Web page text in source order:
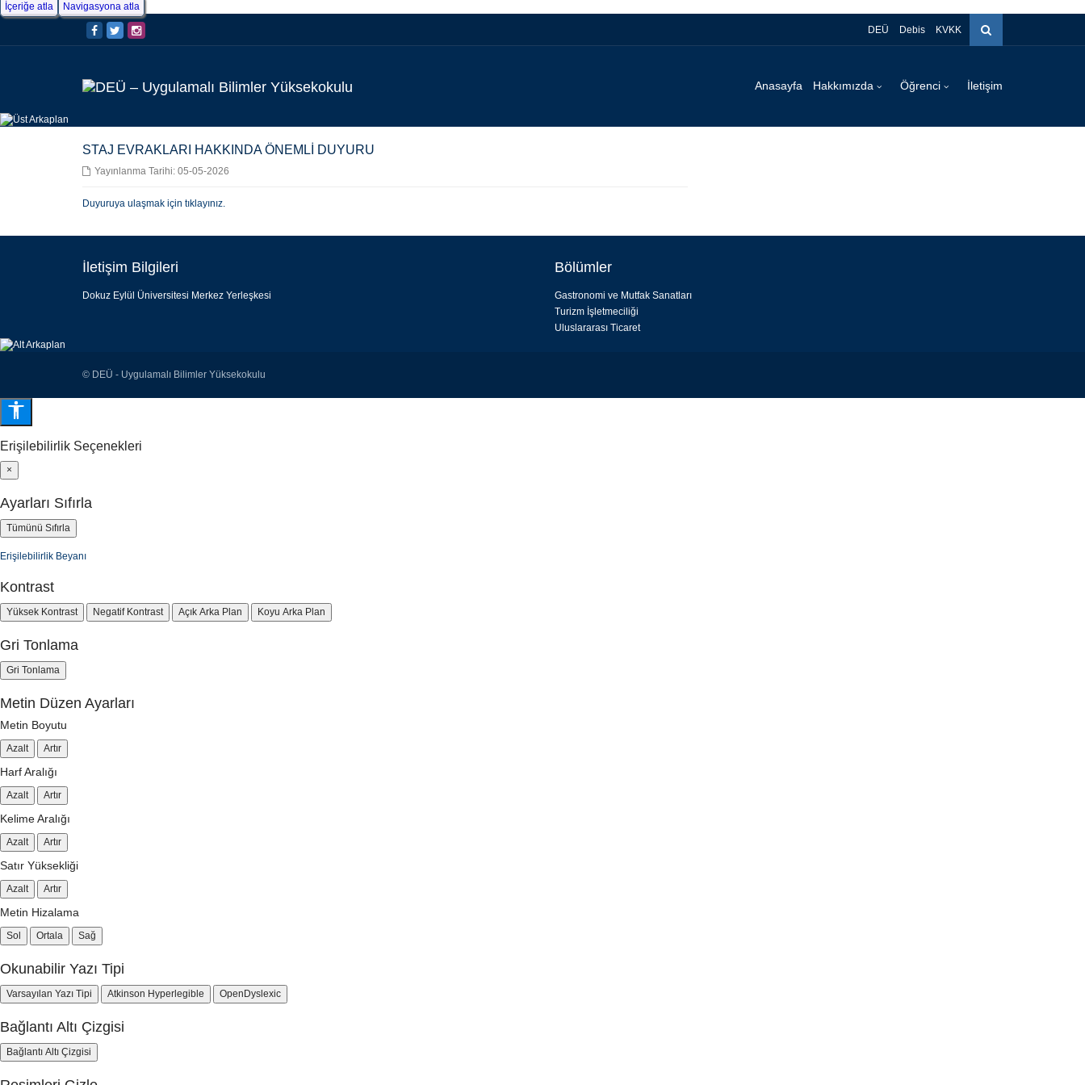
İçeriğe atla Navigasyona atla
DEÜ Debis KVKK
Anasayfa Hakkımızda Öğrenci İletişim
STAJ EVRAKLARI HAKKINDA ÖNEMLİ DUYURU
Yayınlanma Tarihi: 05-05-2026
Duyuruya ulaşmak için tıklayınız.
İletişim Bilgileri
Dokuz Eylül Üniversitesi Merkez Yerleşkesi
Bölümler
Gastronomi ve Mutfak Sanatları
Turizm İşletmeciliği
Uluslararası Ticaret
© DEÜ - Uygulamalı Bilimler Yüksekokulu
Erişilebilirlik Seçenekleri
×
Ayarları Sıfırla
Tümünü Sıfırla
Erişilebilirlik Beyanı
Kontrast
Yüksek Kontrast Negatif Kontrast Açık Arka Plan Koyu Arka Plan
Gri Tonlama
Gri Tonlama
Metin Düzen Ayarları
Metin Boyutu
Azalt Artır
Harf Aralığı
Azalt Artır
Kelime Aralığı
Azalt Artır
Satır Yüksekliği
Azalt Artır
Metin Hizalama
Sol Ortala Sağ
Okunabilir Yazı Tipi
Varsayılan Yazı Tipi Atkinson Hyperlegible OpenDyslexic
Bağlantı Altı Çizgisi
Bağlantı Altı Çizgisi